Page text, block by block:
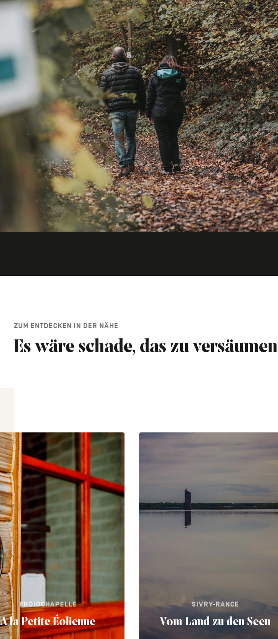
ZUM ENTDECKEN IN DER NÄHE
Es wäre schade, das zu versäumen
FROIDCHAPELLE
A la Petite Éolienne
SIVRY-RANCE
Vom Land zu den Seen